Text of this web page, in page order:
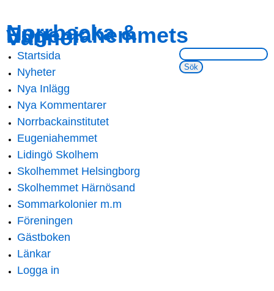
main
content
navigation
Norrbacka &
Eugeniahemmets
Vänner
Sök på webbsidan:
Main menu
Startsida
Nyheter
Nya Inlägg
Nya Kommentarer
Norrbackainstitutet
Eugeniahemmet
Lidingö Skolhem
Skolhemmet Helsingborg
Skolhemmet Härnösand
Sommarkolonier m.m
Föreningen
Gästboken
Länkar
Logga in